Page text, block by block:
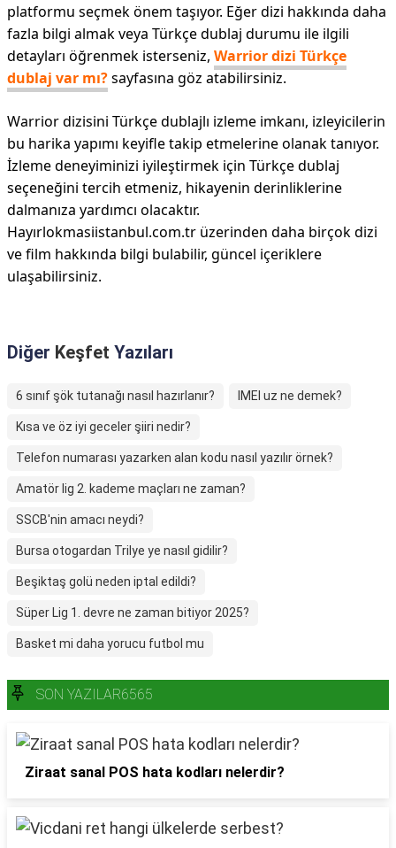
platformu seçmek önem taşıyor. Eğer dizi hakkında daha
fazla bilgi almak veya Türkçe dublaj durumu ile ilgili
detayları öğrenmek isterseniz, Warrior dizi Türkçe
dublaj var mı?sayfasına göz atabilirsiniz.
Warrior dizisini Türkçe dublajlı izleme imkanı, izleyicilerin
bu harika yapımı keyifle takip etmelerine olanak tanıyor.
İzleme deneyiminizi iyileştirmek için Türkçe dublaj
seçeneğini tercih etmeniz, hikayenin derinliklerine
dalmanıza yardımcı olacaktır.
Hayırlokmasiistanbul.com.tr üzerinden daha birçok dizi
ve film hakkında bilgi bulabilir, güncel içeriklere
ulaşabilirsiniz.
Diğer Keşfet Yazıları
6 sınıf şök tutanağı nasıl hazırlanır? IMEI uz ne demek?
Kısa ve öz iyi geceler şiiri nedir?
Telefon numarası yazarken alan kodu nasıl yazılır örnek?
Amatör lig 2. kademe maçları ne zaman?
SSCB'nin amacı neydi?
Bursa otogardan Trilye ye nasıl gidilir?
Beşiktaş golü neden iptal edildi?
Süper Lig 1. devre ne zaman bitiyor 2025?
Basket mi daha yorucu futbol mu
SON YAZILAR6565
Ziraat sanal POS hata kodları nelerdir?